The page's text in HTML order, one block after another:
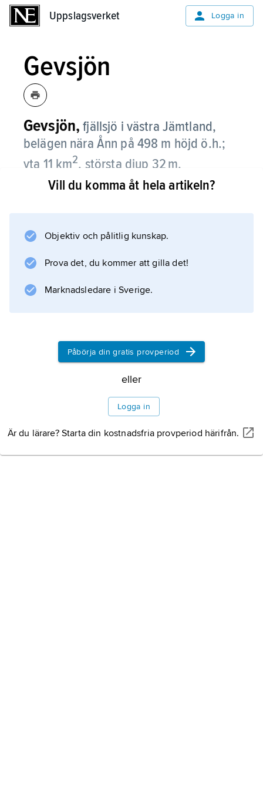
Uppslagsverket Logga in
Gevsjön
Gevsjön, fjällsjö i västra Jämtland,
belägen nära Ånn på 498 m höjd ö.h.;
yta 11 km2, största djup 32 m.
Genom sjön rinner Indalsälvens källflöde
Information om artikeln
Vill du komma åt hela artikeln?
Objektiv och pålitlig kunskap.
Prova det, du kommer att gilla det!
Marknadsledare i Sverige.
Påbörja din gratis provperiod
eller
Logga in
Är du lärare? Starta din kostnadsfria provperiod härifrån.